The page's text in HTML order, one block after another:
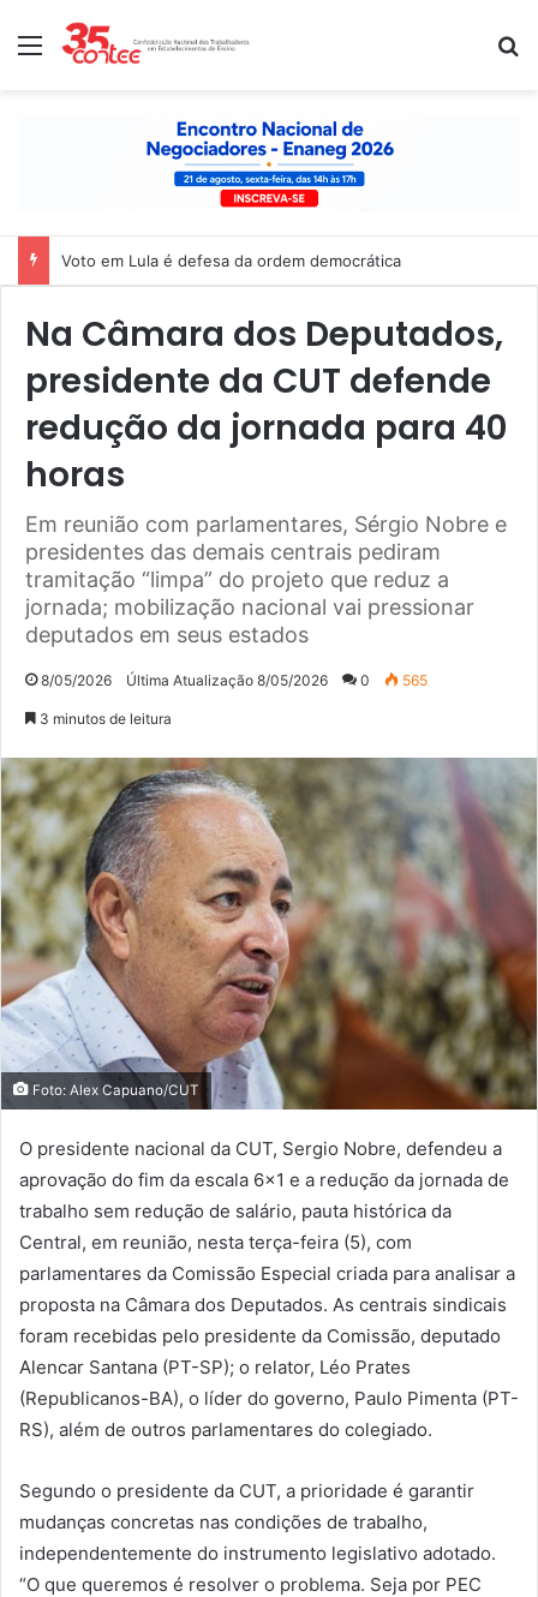
Menu
Nota de solidariedade ao povo venezuelano
Na Câmara dos Deputados,
presidente da CUT defende
redução da jornada para 40
horas
Em reunião com parlamentares, Sérgio Nobre e
presidentes das demais centrais pediram
tramitação “limpa” do projeto que reduz a
jornada; mobilização nacional vai pressionar
deputados em seus estados
8/05/2026 Última Atualização 8/05/2026 0 565
3 minutos de leitura
Foto: Alex Capuano/CUT
O presidente nacional da CUT, Sergio Nobre, defendeu a
aprovação do fim da escala 6×1 e a redução da jornada de
trabalho sem redução de salário, pauta histórica da
Central, em reunião, nesta terça-feira (5), com
parlamentares da Comissão Especial criada para analisar a
proposta na Câmara dos Deputados. As centrais sindicais
foram recebidas pelo presidente da Comissão, deputado
Alencar Santana (PT-SP); o relator, Léo Prates
(Republicanos-BA), o líder do governo, Paulo Pimenta (PT-
RS), além de outros parlamentares do colegiado.
Segundo o presidente da CUT, a prioridade é garantir
mudanças concretas nas condições de trabalho,
independentemente do instrumento legislativo adotado.
“O que queremos é resolver o problema. Seja por PEC